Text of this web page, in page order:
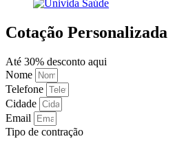
Cotação Personalizada
Até 30% desconto aqui
Nome
Telefone
Cidade
Email
Tipo de contração